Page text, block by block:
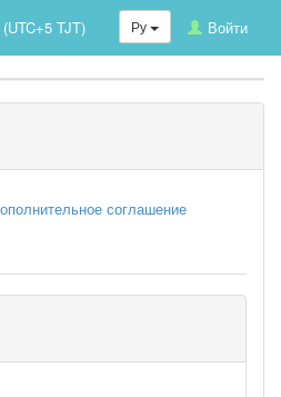
Ру Войти
TJT)
соглашение